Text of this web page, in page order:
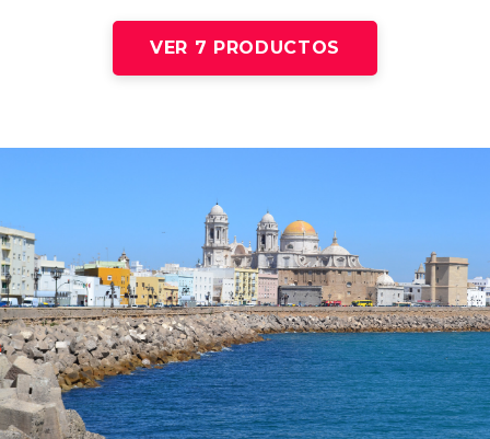
VER 7 PRODUCTOS